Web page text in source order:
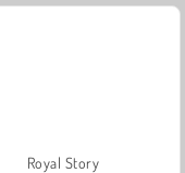
Royal Story